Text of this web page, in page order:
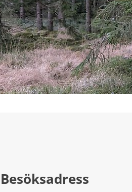
Besöksadress